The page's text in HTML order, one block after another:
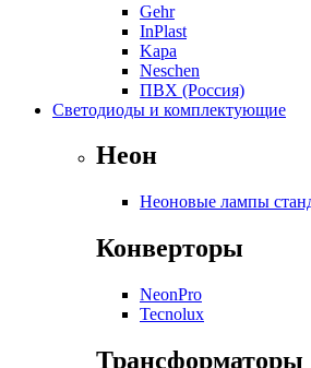
Gehr
InPlast
Kapa
Neschen
ПВХ (Россия)
Светодиоды и комплектующие
Неон
Неоновые лампы
Конверторы
NeonPro
Tecnolux
Трансформаторы